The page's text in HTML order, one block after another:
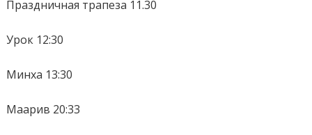
Праздничная трапеза 11.30
Урок 12:30
Минха 13:30
Маарив 20:33